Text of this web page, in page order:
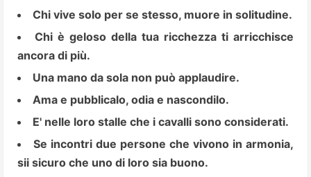
Chi vive solo per se stesso, muore in solitudine.
Chi è geloso della tua ricchezza ti arricchisce
ancora di più.
Una mano da sola non può applaudire.
Ama e pubblicalo, odia e nascondilo.
E' nelle loro stalle che i cavalli sono considerati.
Se incontri due persone che vivono in armonia,
sii sicuro che uno di loro sia buono.